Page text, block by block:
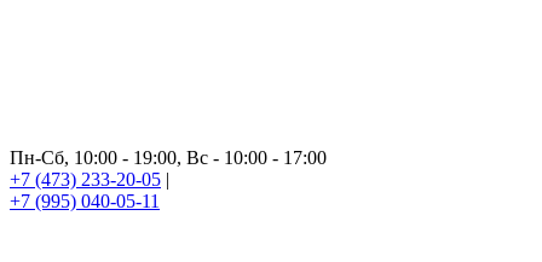
Пн-Сб, 10:00 - 19:00, Вс - 10:00 - 17:00
+7 (473) 233-20-05 |
+7 (995) 040-05-11